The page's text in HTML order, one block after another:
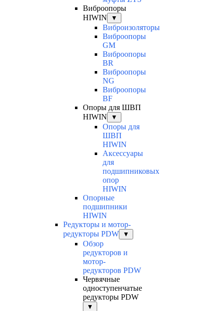
Виброопоры
HIWIN
▼
Виброизоляторы
Виброопоры
GM
Виброопоры
BR
Виброопоры
NG
Виброопоры
BF
Опоры для ШВП
HIWIN
▼
Опоры для
ШВП
HIWIN
Аксессуары
для
подшипниковых
опор
HIWIN
Опорные
подшипники
HIWIN
Редукторы и мотор-
редукторы PDW
▼
Обзор
редукторов и
мотор-
редукторов PDW
Червячные
одноступенчатые
редукторы PDW
▼